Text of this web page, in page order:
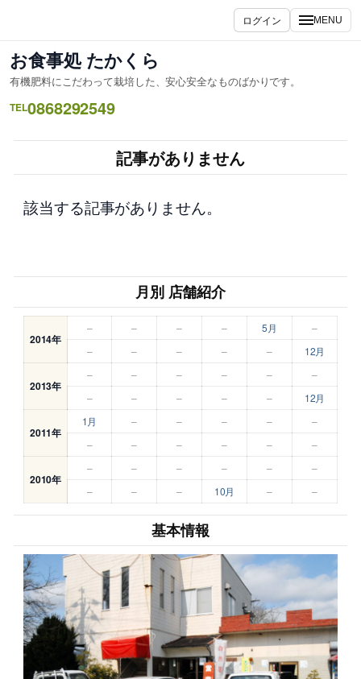
ス
キ
ッ
ログイン MENU
お食事処 たかくら
有機肥料にこだわって栽培した、安心安全なものばかりです。
TEL0868292549
記事がありません
該当する記事がありません。
月別 店舗紹介
2014年
– – – – 5月
–
–
– – – – 12月
2013年
– – – – –
–
–
– – – – 12月
2011年
1月 – – – –
–
–
– – – – –
2010年
– – – – –
–
–
– – 10月 – –
基本情報